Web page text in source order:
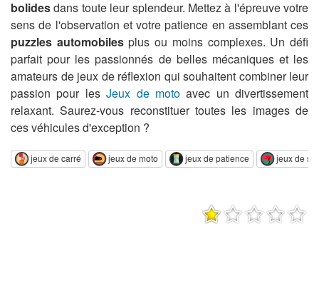
bolidesdans toute leur splendeur. Mettez à l'épreuve votre
sens de l'observation et votre patience en assemblant ces
puzzles automobilesplus ou moins complexes. Un défi
parfait pour les passionnés de belles mécaniques et les
amateurs de jeux de réflexion qui souhaitent combiner leur
passion pour lesJeux de motoavec un divertissement
relaxant. Saurez-vous reconstituer toutes les images de
ces véhicules d'exception ?
jeux de carré jeux de moto jeux de patience jeux de